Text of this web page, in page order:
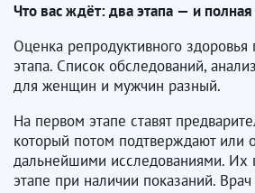
Что вас ждёт: два этапа — и полная
Оценка репродуктивного здоровья
этапа. Список обследований,
для женщин и мужчин разный.
На первом этапе ставят
который потом подтверждают или
дальнейшими исследованиями. Их
этапе при наличии показаний.